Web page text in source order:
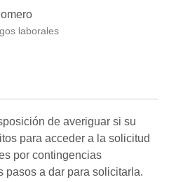
laborales
de averiguar si su
para acceder a la solicitud
por contingencias
pasos a dar para solicitarla.